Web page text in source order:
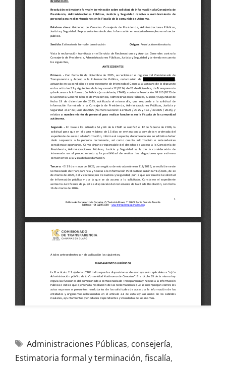
Administraciones Públicas, consejería,
Estimatoria formal y terminación, fiscalía,